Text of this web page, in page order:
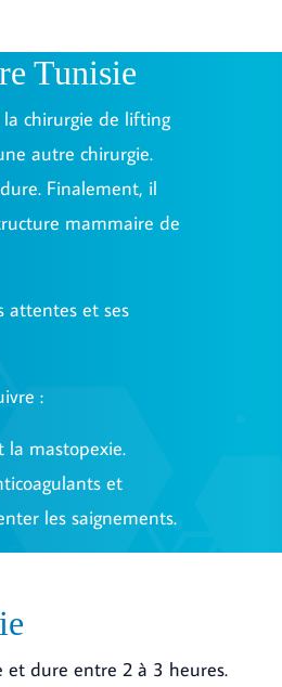
Tunisie
chirurgie de lifting
autre chirurgie.
Finalement, il
mammaire de
attentes et ses
:
la mastopexie.
et
les saignements.
et dure entre 2 à 3 heures.